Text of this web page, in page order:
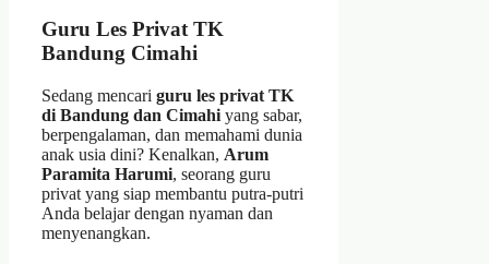
Guru Les Privat TK
Bandung Cimahi
Sedang mencari guru les privat TK
di Bandung dan Cimahi yang sabar,
berpengalaman, dan memahami dunia
anak usia dini? Kenalkan, Arum
Paramita Harumi, seorang guru
privat yang siap membantu putra-putri
Anda belajar dengan nyaman dan
menyenangkan.